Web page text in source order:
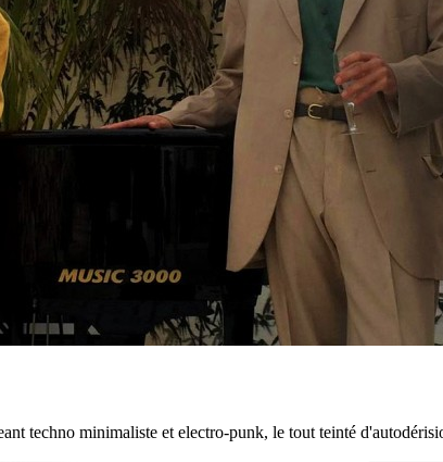
techno minimaliste et electro-punk, le tout teinté